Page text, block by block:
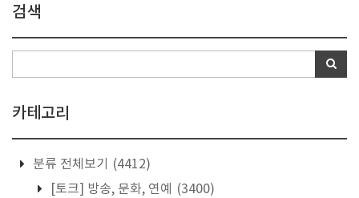
검색
카테고리
분류 전체보기
(4412)
[토크] 방송, 문화, 연예
(3400)